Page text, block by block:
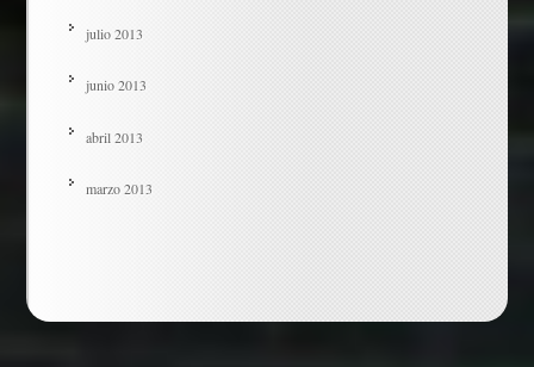
julio 2013
junio 2013
abril 2013
marzo 2013